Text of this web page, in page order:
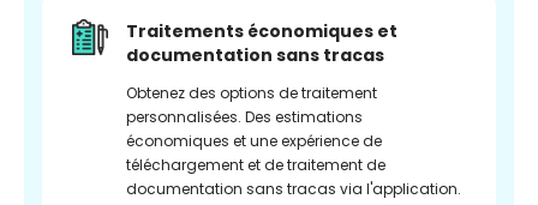
Traitements économiques et
documentation sans tracas
Obtenez des options de traitement
personnalisées. Des estimations
économiques et une expérience de
téléchargement et de traitement de
documentation sans tracas via l'application.